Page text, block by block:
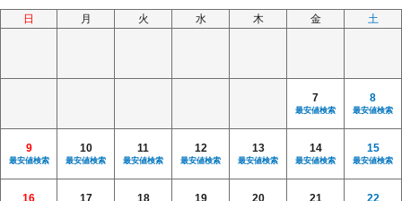
日 月 火 水 木 金 土
7
最安値検索
8
最安値検索
9
最安値検索
10
最安値検索
11
最安値検索
12
最安値検索
13
最安値検索
14
最安値検索
15
最安値検索
16 17 18 19 20 21 22